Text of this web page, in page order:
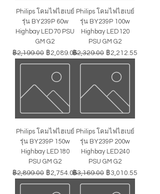
Philips โคมไฟไฮเบย์
รุ่น BY239P 60w
Highbay LED70 PSU
GM G2
ราคาปกติ
฿2,199.00 ราคาขายลด
฿2,089.05
Philips โคมไฟไฮเบย์
รุ่น BY239P 100w
Highbay LED120
PSU GM G2
ราคาปกติ
฿2,329.00 ราคาขายลด
฿2,212.55
Philips โคมไฟไฮเบย์
รุ่น BY239P 150w
Highbay LED180
PSU GM G2
ราคาปกติ
฿2,899.00 ราคาขายลด
฿2,754.05
Philips โคมไฟไฮเบย์
รุ่น BY239P 200w
Highbay LED240
PSU GM G2
ราคาปกติ
฿3,169.00 ราคาขายลด
฿3,010.55